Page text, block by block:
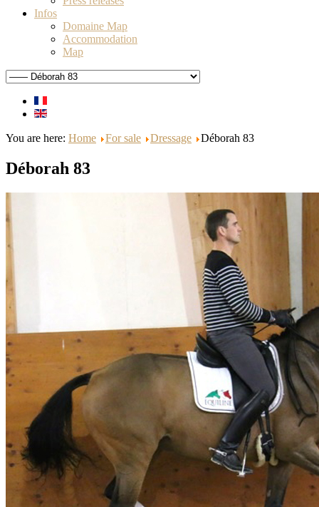
Infos
Domaine Map
Accommodation
Map
You are here: Home For sale Dressage Déborah 83
Déborah 83